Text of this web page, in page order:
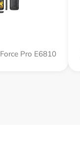
Pro E6810